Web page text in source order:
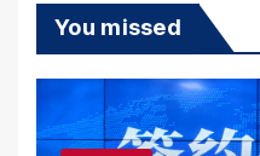
You missed